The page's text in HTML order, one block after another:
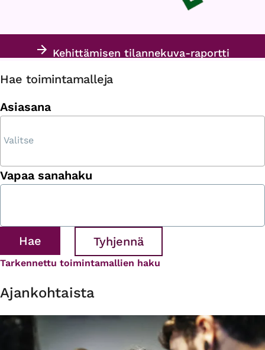
Kehittämisen tilannekuva-raportti
Hae toimintamalleja
Asiasana
Vapaa sanahaku
Tarkennettu toimintamallien haku
Ajankohtaista